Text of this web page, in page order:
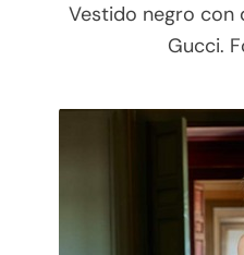
Vestido negro con
Gucci.